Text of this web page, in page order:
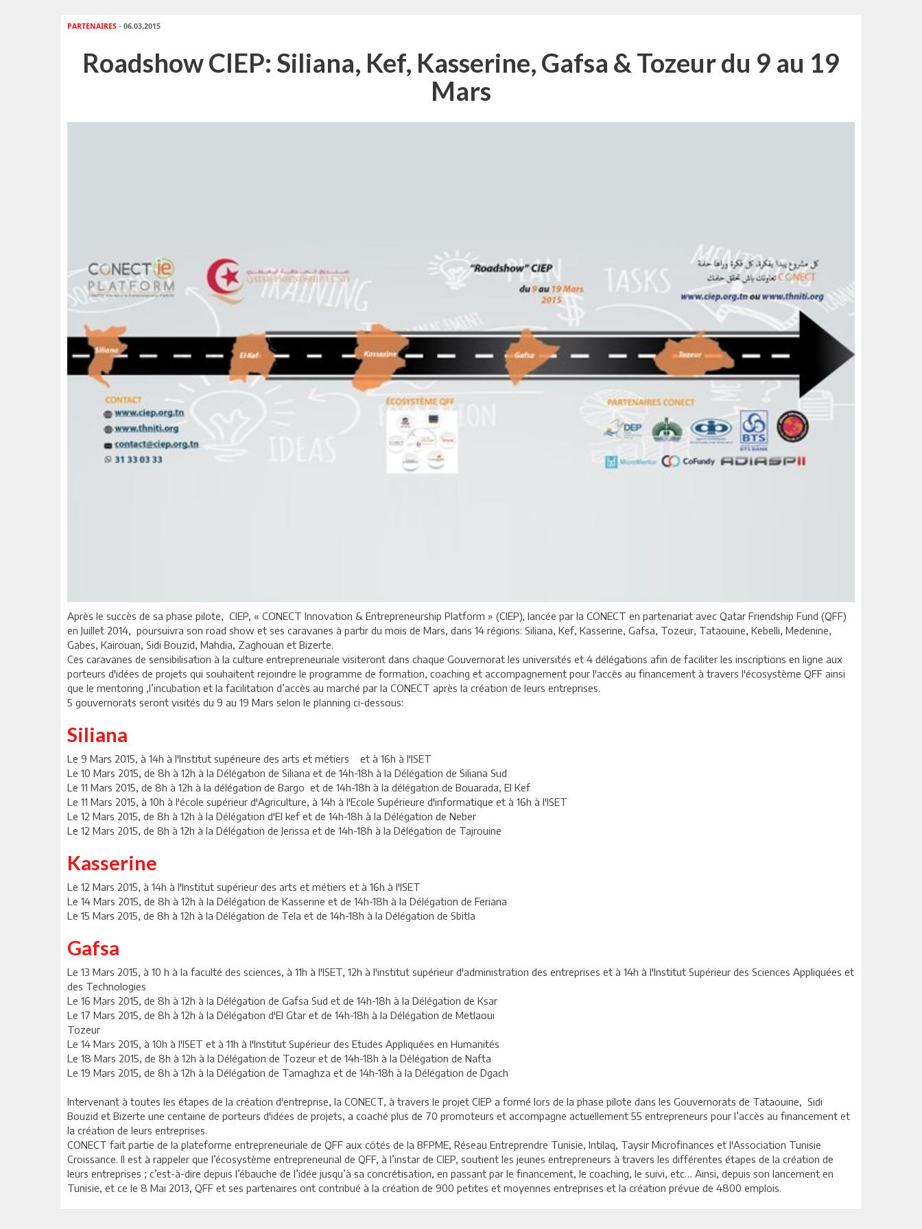
PARTENAIRES - 06.03.2015
Roadshow CIEP: Siliana, Kef, Kasserine, Gafsa & Tozeur du 9 au 19
Mars
Après le succès de sa phase pilote, CIEP, « CONECT Innovation & Entrepreneurship Platform » (CIEP), lancée par la CONECT en partenariat avec Qatar Friendship Fund (QFF)
en Juillet 2014, poursuivra son road show et ses caravanes à partir du mois de Mars, dans 14 régions: Siliana, Kef, Kasserine, Gafsa, Tozeur, Tataouine, Kebelli, Medenine,
Gabes, Kairouan, Sidi Bouzid, Mahdia, Zaghouan et Bizerte.
Ces caravanes de sensibilisation à la culture entrepreneuriale visiteront dans chaque Gouvernorat les universités et 4 délégations afin de faciliter les inscriptions en ligne aux
porteurs d'idées de projets qui souhaitent rejoindre le programme de formation, coaching et accompagnement pour l'accès au financement à travers l'écosystème QFF ainsi
que le mentoring ,l’incubation et la facilitation d’accès au marché par la CONECT après la création de leurs entreprises.
5 gouvernorats seront visités du 9 au 19 Mars selon le planning ci-dessous:
Siliana
Le 9 Mars 2015, à 14h à l'Institut supérieure des arts et métiers et à 16h à l'ISET
Le 10 Mars 2015, de 8h à 12h à la Délégation de Siliana et de 14h-18h à la Délégation de Siliana Sud
Le 11 Mars 2015, de 8h à 12h à la délégation de Bargo et de 14h-18h à la délégation de Bouarada, El Kef
Le 11 Mars 2015, à 10h à l'école supérieur d'Agriculture, à 14h à l'Ecole Supérieure d'informatique et à 16h à l'ISET
Le 12 Mars 2015, de 8h à 12h à la Délégation d'El kef et de 14h-18h à la Délégation de Neber
Le 12 Mars 2015, de 8h à 12h à la Délégation de Jerissa et de 14h-18h à la Délégation de Tajrouine
Kasserine
Le 12 Mars 2015, à 14h à l'Institut supérieur des arts et métiers et à 16h à l'ISET
Le 14 Mars 2015, de 8h à 12h à la Délégation de Kasserine et de 14h-18h à la Délégation de Feriana
Le 15 Mars 2015, de 8h à 12h à la Délégation de Tela et de 14h-18h à la Délégation de Sbitla
Gafsa
Le 13 Mars 2015, à 10 h à la faculté des sciences, à 11h à l'ISET, 12h à l'institut supérieur d'administration des entreprises et à 14h à l'Institut Supérieur des Sciences Appliquées et
des Technologies
Le 16 Mars 2015, de 8h à 12h à la Délégation de Gafsa Sud et de 14h-18h à la Délégation de Ksar
Le 17 Mars 2015, de 8h à 12h à la Délégation d'El Gtar et de 14h-18h à la Délégation de Metlaoui
Tozeur
Le 14 Mars 2015, à 10h à l'ISET et à 11h à l'Institut Supérieur des Etudes Appliquées en Humanités
Le 18 Mars 2015, de 8h à 12h à la Délégation de Tozeur et de 14h-18h à la Délégation de Nafta
Le 19 Mars 2015, de 8h à 12h à la Délégation de Tamaghza et de 14h-18h à la Délégation de Dgach
Intervenant à toutes les étapes de la création d'entreprise, la CONECT, à travers le projet CIEP a formé lors de la phase pilote dans les Gouvernorats de Tataouine, Sidi
Bouzid et Bizerte une centaine de porteurs d'idées de projets, a coaché plus de 70 promoteurs et accompagne actuellement 55 entrepreneurs pour l’accès au financement et
la création de leurs entreprises.
CONECT fait partie de la plateforme entrepreneuriale de QFF aux côtés de la BFPME, Réseau Entreprendre Tunisie, Intilaq, Taysir Microfinances et l'Association Tunisie
Croissance. Il est à rappeler que l’écosystème entrepreneurial de QFF, à l’instar de CIEP, soutient les jeunes entrepreneurs à travers les différentes étapes de la création de
leurs entreprises ; c’est-à-dire depuis l’ébauche de l’idée jusqu’à sa concrétisation, en passant par le financement, le coaching, le suivi, etc… Ainsi, depuis son lancement en
Tunisie, et ce le 8 Mai 2013, QFF et ses partenaires ont contribué à la création de 900 petites et moyennes entreprises et la création prévue de 4800 emplois.